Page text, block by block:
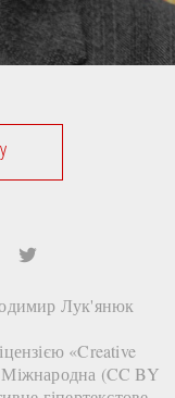
Лук'янюк
«Creative
Міжнародна (CC BY